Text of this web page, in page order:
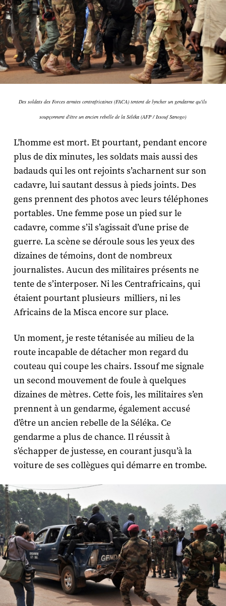
Des soldats des Forces armées centrafricaines (FACA) tentent de lyncher un gendarme qu'ils
soupçonnent d'être un ancien rebelle de la Séléka (AFP / Issouf Sanogo)
L'homme est mort. Et pourtant, pendant encore
plus de dix minutes, les soldats mais aussi des
badauds qui les ont rejoints s’acharnent sur son
cadavre, lui sautant dessus à pieds joints. Des
gens prennent des photos avec leurs téléphones
portables. Une femme pose un pied sur le
cadavre, comme s’il s’agissait d’une prise de
guerre. La scène se déroule sous les yeux des
dizaines de témoins, dont de nombreux
journalistes. Aucun des militaires présents ne
tente de s’interposer. Ni les Centrafricains, qui
étaient pourtant plusieurs milliers, ni les
Africains de la Misca encore sur place.
Un moment, je reste tétanisée au milieu de la
route incapable de détacher mon regard du
couteau qui coupe les chairs. Issouf me signale
un second mouvement de foule à quelques
dizaines de mètres. Cette fois, les militaires s’en
prennent à un gendarme, également accusé
d’être un ancien rebelle de la Séléka. Ce
gendarme a plus de chance. Il réussit à
s’échapper de justesse, en courant jusqu’à la
voiture de ses collègues qui démarre en trombe.